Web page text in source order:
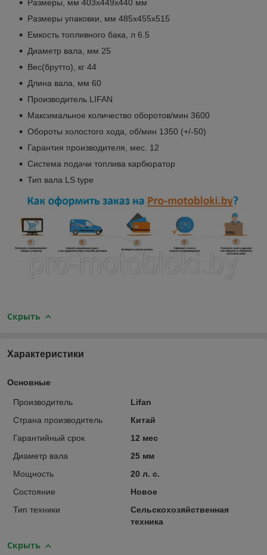
Размеры, мм 403х449х440 мм
Размеры упаковки, мм 485х455х515
Емкость топливного бака, л 6.5
Диаметр вала, мм 25
Вес(брутто), кг 44
Длина вала, мм 60
Производитель LIFAN
Максимальное количество оборотов/мин 3600
Обороты холостого хода, об/мин 1350 (+/-50)
Гарантия производителя, мес. 12
Система подачи топлива карбюратор
Тип вала LS type
Скрыть
Характеристики
Основные
Производитель
Lifan
Страна производитель
Китай
Гарантийный срок
12 мес
Диаметр вала
25 мм
Мощность
20 л. с.
Состояние
Новое
Тип техники
Сельскохозяйственная
техника
Скрыть